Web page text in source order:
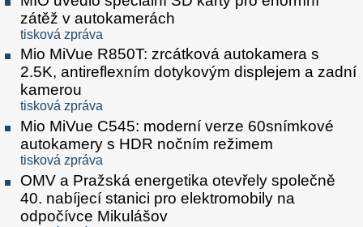
zátěž v autokamerách
tisková zpráva
Mio MiVue R850T: zrcátková autokamera s
2.5K, antireflexním dotykovým displejem a zadní
kamerou
tisková zpráva
Mio MiVue C545: moderní verze 60snímkové
autokamery s HDR nočním režimem
tisková zpráva
OMV a Pražská energetika otevřely společně
40. nabíjecí stanici pro elektromobily na
odpočívce Mikulášov